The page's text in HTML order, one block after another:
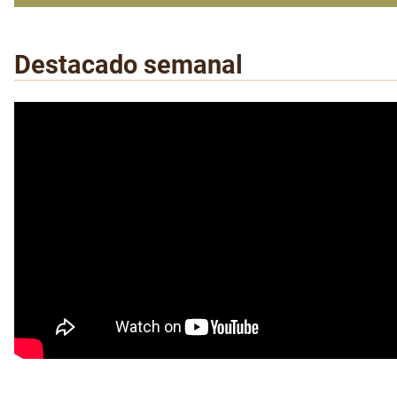
Destacado semanal